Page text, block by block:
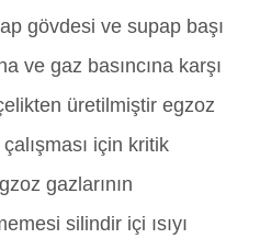
gövdesi ve supap başı
ve gaz basıncına karşı
üretilmiştir egzoz
için kritik
gazlarının
silindir içi ısıyı